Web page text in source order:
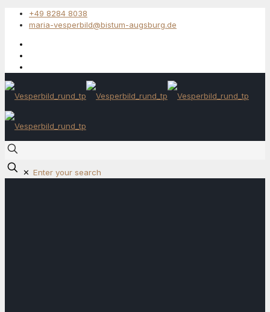
+49 8284 8038
maria-vesperbild@bistum-augsburg.de
✕